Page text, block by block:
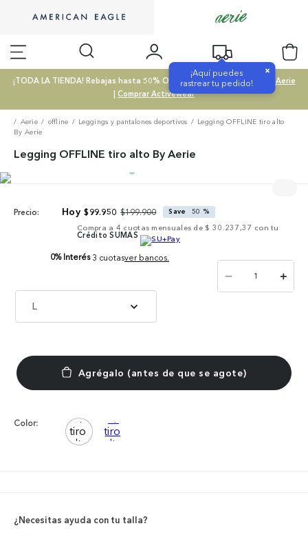
¡Aquí puedes
rastrear tu pedido!
×
¡TODA LA TIENDA! Rebajas hasta 50% OFF |Comprar SALE|Comprar Aerie
| Comprar Activewear
Aerie offline Leggings y pantalones deportivos
Legging OFFLINE tiro alto
By Aerie
Legging OFFLINE tiro alto By Aerie
Precio: $99.950 $199.900 Save 50 %
Compra a 4 cuotas mensuales de $ 30.237,37 con tu
Crédito SUMAS
0% Interés 3 cuotasver bancos.
L
＋
－
Color:
¿Necesitas ayuda con tu talla?